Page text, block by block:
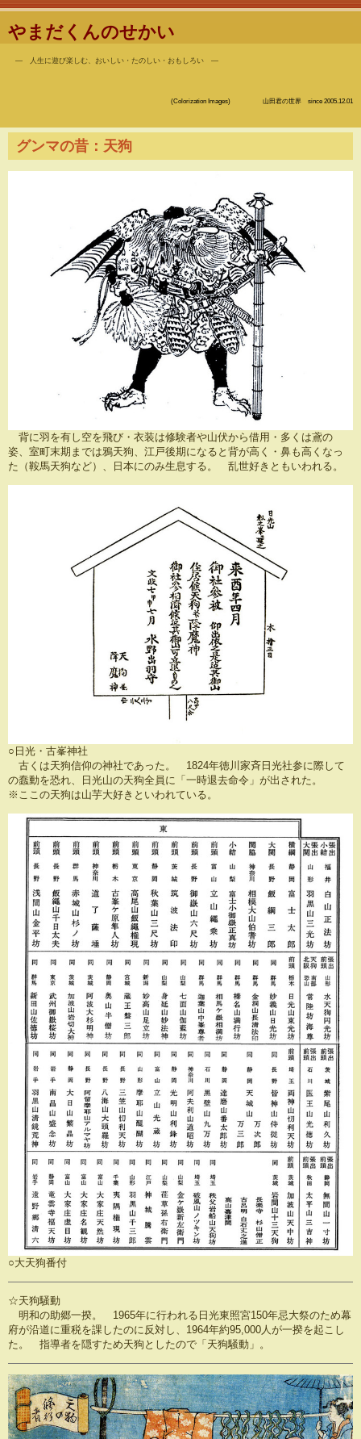
やまだくんのせかい
― 人生に遊び楽しむ、おいしい・たのしい・おもしろい ―
(Colorization Images) 山田君の世界 since 2005.12.01
グンマの昔：天狗
背に羽を有し空を飛び・衣装は修験者や山伏から借用・多くは鳶の
姿、室町末期までは鴉天狗、江戸後期になると背が高く・鼻も高くなっ
た（鞍馬天狗など）、日本にのみ生息する。 乱世好きともいわれる。
○日光・古峯神社
古くは天狗信仰の神社であった。 1824年徳川家斉日光社参に際して
の蠢動を恐れ、日光山の天狗全員に「一時退去命令」が出された。
※ここの天狗は山芋大好きといわれている。
○大天狗番付
☆天狗騒動
明和の助郷一揆。 1965年に行われる日光東照宮150年忌大祭のため幕
府が沿道に重税を課したのに反対し、1964年約95,000人が一揆を起こし
た。 指導者を隠すため天狗としたので「天狗騒動」。